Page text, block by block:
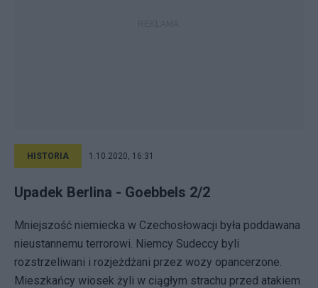
HISTORIA 1.10.2020, 16:31
Upadek Berlina - Goebbels 2/2
Mniejszość niemiecka w Czechosłowacji była poddawana
nieustannemu terrorowi. Niemcy Sudeccy byli
rozstrzeliwani i rozjeżdżani przez wozy opancerzone.
Mieszkańcy wiosek żyli w ciągłym strachu przed atakiem